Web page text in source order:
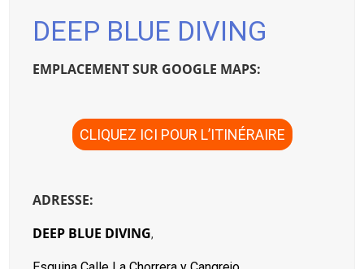
DEEP BLUE DIVING
EMPLACEMENT SUR GOOGLE MAPS:
CLIQUEZ ICI POUR L’ITINÉRAIRE
ADRESSE:
DEEP BLUE DIVING,